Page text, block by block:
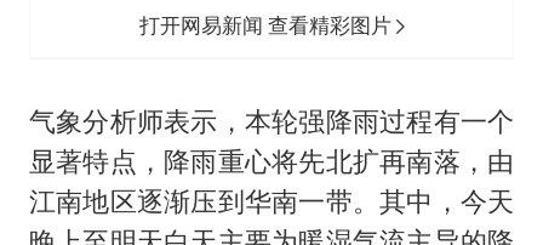
打开网易新闻 查看精彩图片
气象分析师表示，本轮强降雨过程有一个
显著特点，降雨重心将先北扩再南落，由
江南地区逐渐压到华南一带。其中，今天